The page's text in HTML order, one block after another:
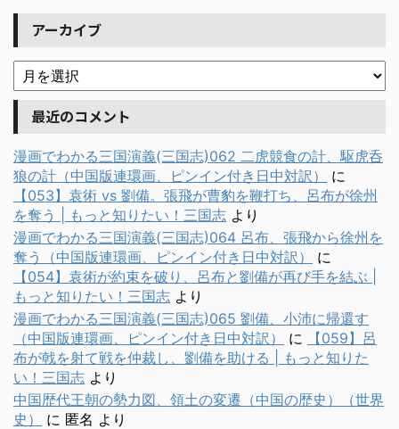
アーカイブ
最近のコメント
漫画でわかる三国演義(三国志)062 二虎競食の計、駆虎呑
狼の計（中国版連環画、ピンイン付き日中対訳）
に
【053】袁術 vs 劉備。張飛が曹豹を鞭打ち、呂布が徐州
を奪う | もっと知りたい！三国志 より
漫画でわかる三国演義(三国志)064 呂布、張飛から徐州を
奪う（中国版連環画、ピンイン付き日中対訳）
に
【054】袁術が約束を破り、呂布と劉備が再び手を結ぶ |
もっと知りたい！三国志 より
漫画でわかる三国演義(三国志)065 劉備、小沛に帰還す
（中国版連環画、ピンイン付き日中対訳）
に
【059】呂
布が戟を射て戦を仲裁し、劉備を助ける | もっと知りた
い！三国志 より
中国歴代王朝の勢力図、領土の変遷（中国の歴史）（世界
史）
に 匿名 より